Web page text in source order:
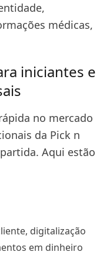
médicas,
iniciantes e
no mercado
da Pick n
Aqui estão
digitalização
em dinheiro